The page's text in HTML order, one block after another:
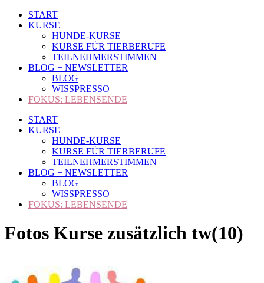
START
KURSE
HUNDE-KURSE
KURSE FÜR TIERBERUFE
TEILNEHMERSTIMMEN
BLOG + NEWSLETTER
BLOG
WISSPRESSO
FOKUS: LEBENSENDE
START
KURSE
HUNDE-KURSE
KURSE FÜR TIERBERUFE
TEILNEHMERSTIMMEN
BLOG + NEWSLETTER
BLOG
WISSPRESSO
FOKUS: LEBENSENDE
Fotos Kurse zusätzlich tw(10)